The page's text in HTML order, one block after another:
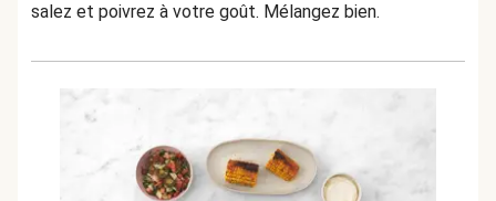
salez et poivrez à votre goût. Mélangez bien.